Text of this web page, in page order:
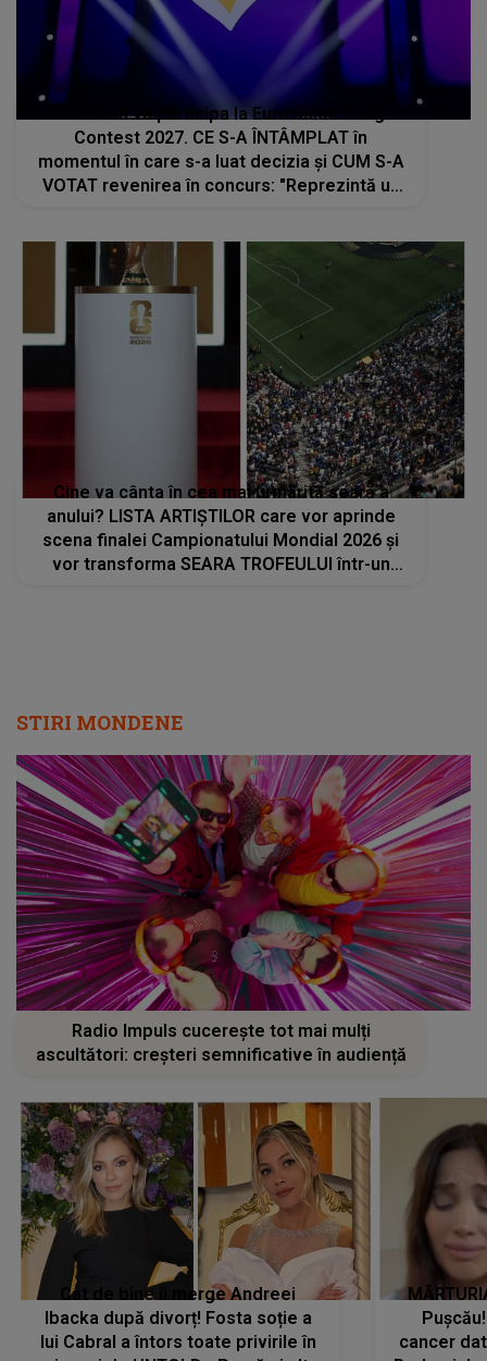
România va participa la Eurovision Song
Contest 2027. CE S-A ÎNTÂMPLAT în
momentul în care s-a luat decizia și CUM S-A
VOTAT revenirea în concurs: "Reprezintă un
Cine va cânta în cea mai urmărită seară a
anului? LISTA ARTIȘTILOR care vor aprinde
scena finalei Campionatului Mondial 2026 și
vor transforma SEARA TROFEULUI într-un
STIRI MONDENE
Radio Impuls cucerește tot mai mulți
ascultători: creșteri semnificative în audiență
Cât de bine îi merge Andreei
Ibacka după divorț! Fosta soție a
lui Cabral a întors toate privirile în
cancer